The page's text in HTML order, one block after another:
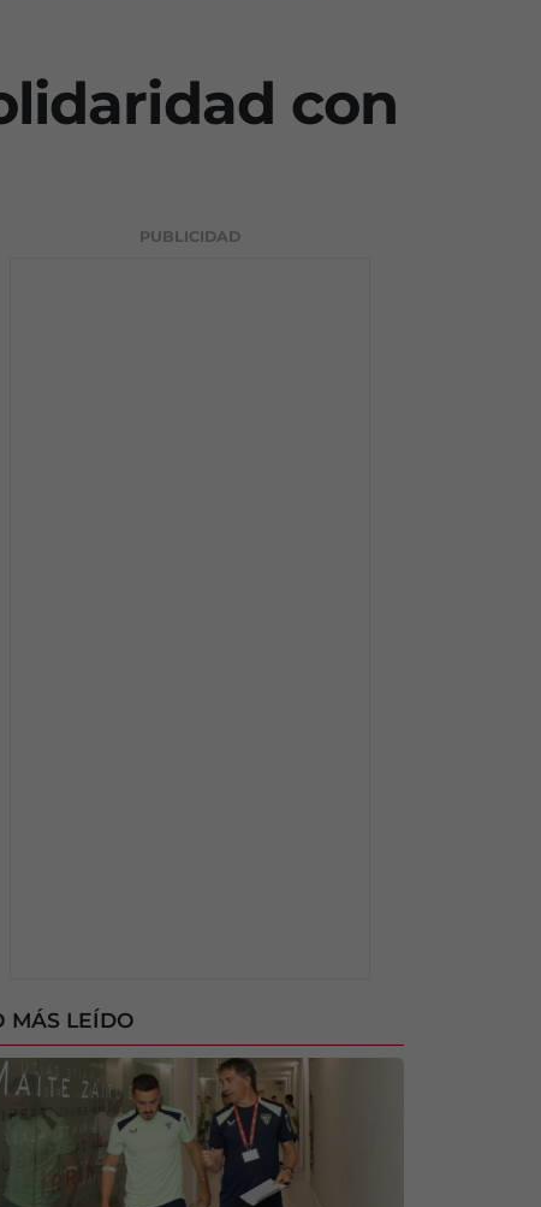
con
PUBLICIDAD
MÁS LEÍDO